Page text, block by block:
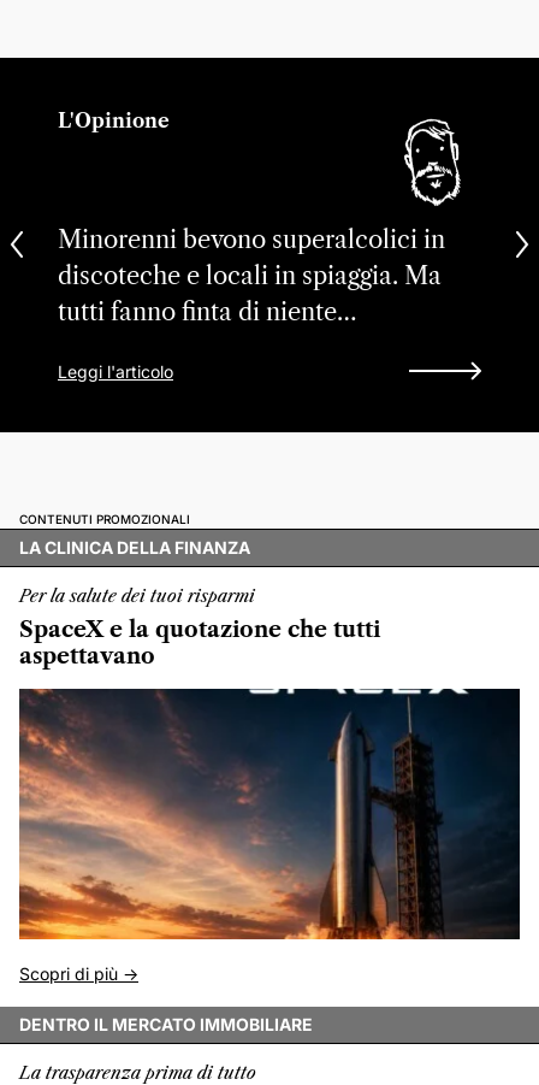
L'Opinione
Minorenni bevono superalcolici in
discoteche e locali in spiaggia. Ma
tutti fanno finta di niente…
Leggi l'articolo
CONTENUTI PROMOZIONALI
LA CLINICA DELLA FINANZA
Per la salute dei tuoi risparmi
SpaceX e la quotazione che tutti
aspettavano
Scopri di più ->
DENTRO IL MERCATO IMMOBILIARE
La trasparenza prima di tutto